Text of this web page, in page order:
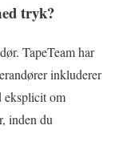
tryk?
TapeTeam har
inkluderer
eksplicit om
inden du